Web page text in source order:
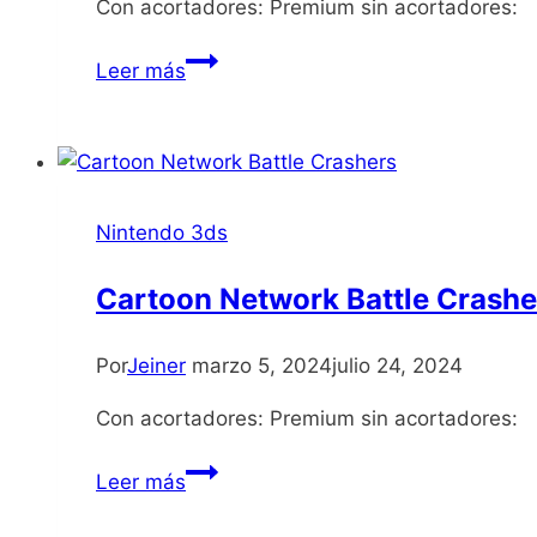
Con acortadores: Premium sin acortadores:
Leer másSuper
Land
Nintendo 3ds
Cartoon Network Battle
PorJeiner marzo 5, 2024julio 24, 2024
Con acortadores: Premium sin acortadores:
Leer másCartoon